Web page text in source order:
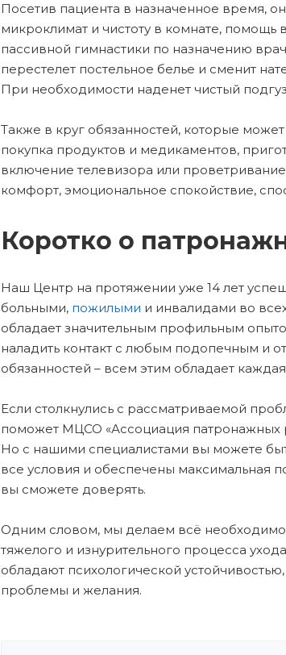
Посетив пациента в назначенное время,
микроклимат и чистоту в комнате,
пассивной гимнастики по назначению
перестелет постельное белье и сменит
При необходимости наденет чистый
Также в круг обязанностей, которые
покупка продуктов и медикаментов,
включение телевизора или
комфорт, эмоциональное спокойствие,
Коротко о
Наш Центр на протяжении уже 14 лет
больными, пожилыми и инвалидами во
обладает значительным профильным
наладить контакт с любым подопечным и
обязанностей – всем этим обладает
Если столкнулись с рассматриваемой
поможет МЦСО «Ассоциация патронажных
Но с нашими специалистами вы можете
все условия и обеспечены максимальная
вы сможете доверять.
Одним словом, мы делаем всё
тяжелого и изнурительного процесса
обладают психологической
проблемы и желания.